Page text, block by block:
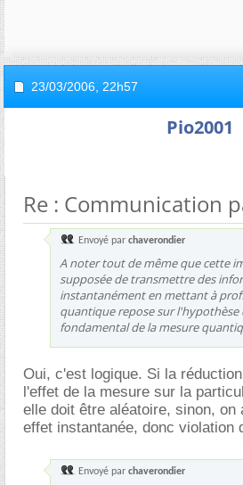
23/03/2006, 22h57
Pio2001
Re : Communication
Envoyé par chaverondier
A noter tout de même que cette
supposée de transmettre des
instantanément en mettant à
quantique repose sur l'hypothèse
fondamental de la mesure
Oui, c'est logique. Si la
l'effet de la mesure sur la
elle doit être aléatoire, sinon, on
effet instantanée, donc violation
Envoyé par chaverondier